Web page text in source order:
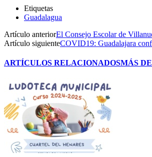
Etiquetas
Guadalagua
Artículo anteriorEl Consejo Escolar de
Artículo siguienteCOVID19: Guadalajara
ARTÍCULOS RELACIONADOSMÁS